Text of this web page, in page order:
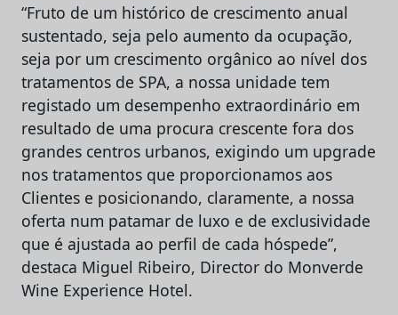
“Fruto de um histórico de crescimento anual
sustentado, seja pelo aumento da ocupação,
seja por um crescimento orgânico ao nível dos
tratamentos de SPA, a nossa unidade tem
registado um desempenho extraordinário em
resultado de uma procura crescente fora dos
grandes centros urbanos, exigindo um upgrade
nos tratamentos que proporcionamos aos
Clientes e posicionando, claramente, a nossa
oferta num patamar de luxo e de exclusividade
que é ajustada ao perfil de cada hóspede”,
destaca Miguel Ribeiro, Director do Monverde
Wine Experience Hotel.